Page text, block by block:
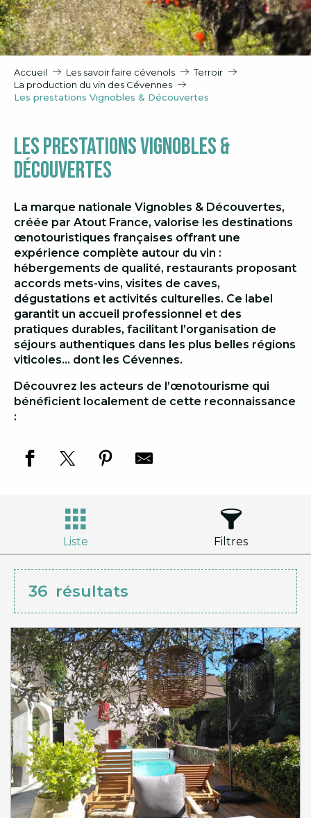
Accueil Les savoir faire cévenols
Terroir
La production du vin des Cévennes
Les prestations Vignobles & Découvertes
Les prestations Vignobles &
Découvertes
La marque nationale Vignobles & Découvertes,
créée par Atout France, valorise les destinations
œnotouristiques françaises offrant une
expérience complète autour du vin :
hébergements de qualité, restaurants proposant
accords mets-vins, visites de caves,
dégustations et activités culturelles. Ce label
garantit un accueil professionnel et des
pratiques durables, facilitant l’organisation de
séjours authentiques dans les plus belles régions
viticoles… dont les Cévennes.
Découvrez les acteurs de l’œnotourisme qui
bénéficient localement de cette reconnaissance
:
Liste Filtres
36 résultats